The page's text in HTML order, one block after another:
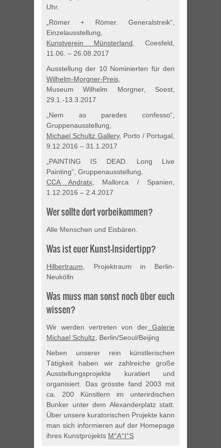
Uhr.
„Römer + Römer. Generalstreik“,
Einzelausstellung,
Kunstverein Münsterland , Coesfeld,
11.06. – 26.08.2017
Ausstellung der 10 Nominierten für den
Wilhelm-Morgner-Preis
Museum Wilhelm Morgner, Soest,
29.1.-13.3.2017
„Nem as paredes confesso“,
Gruppenausstellung,
Michael Schultz Gallery, Porto / Portugal,
9.12.2016 – 31.1.2017
„PAINTING IS DEAD. Long Live
Painting“, Gruppenausstellung,
CCA Andratx, Mallorca / Spanien,
1.12.2016 – 2.4.2017
Wer sollte dort vorbeikommen?
Alle Menschen und Eisbären.
Was ist euer Kunst-Insidertipp?
Hilbertraum , Projektraum in Berlin-
Neukölln
Was muss man sonst noch über euch
wissen?
Wir werden vertreten von der Galerie
Michael Schultz , Berlin/Seoul/Beijing
Neben unserer rein künstlerischen
Tätigkeit haben wir zahlreiche große
Ausstellungsprojekte kuratiert und
organisiert. Das grösste fand 2003 mit
ca. 200 Künstlern im unterirdischen
Bunker unter dem Alexanderplatz statt.
Über unsere kuratorischen Projekte kann
man sich informieren auf der Homepage
ihres Kunstprojekts M°A°I°S